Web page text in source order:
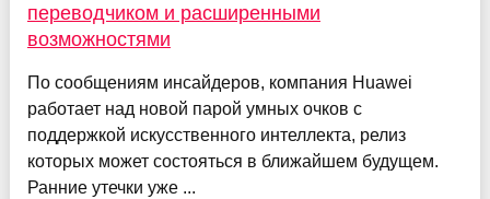
переводчиком и расширенными
возможностями
По сообщениям инсайдеров, компания Huawei
работает над новой парой умных очков с
поддержкой искусственного интеллекта, релиз
которых может состояться в ближайшем будущем.
Ранние утечки уже ...